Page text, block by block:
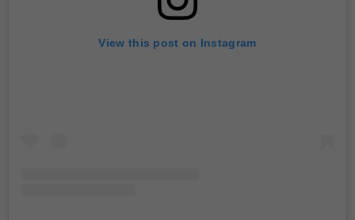
View this post on Instagram